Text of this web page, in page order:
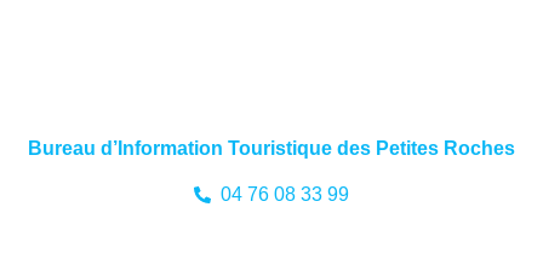
Bureau d’Information Touristique des Petites Roches
04 76 08 33 99